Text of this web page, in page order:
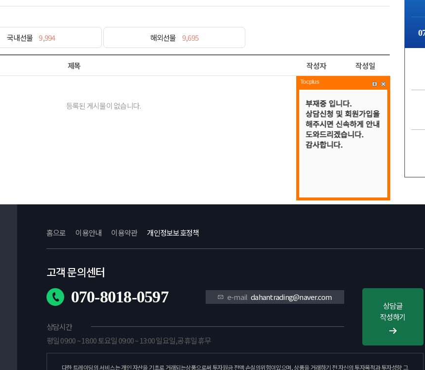
국내선물 9,994 해외선물 9,695
제목 작성자 작성일
등록된 게시물이 없습니다.
홈으로 이용안내 이용약관 개인정보보호정책
고객 문의센터
070-8018-0597 e-maildahantrading@naver.com
상담시간
평일 09:00 ~ 18:00 토요일 09:00 ~ 13:00 일요일,공휴일 휴무
상담글
작성하기
Tocplus